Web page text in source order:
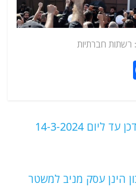
חברתיות
e
o
14-3-2024
הינן עסק מניב למשטר